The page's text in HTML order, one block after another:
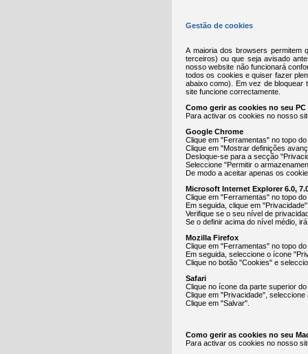
Gestão de cookies
A maioria dos browsers permitem
terceiros) ou que seja avisado
nosso website não funcionará
todos os cookies e quiser fazer
abaixo como). Em vez de bloquear
site funcione correctamente.
Como gerir as cookies no seu PC
Para activar os cookies no nosso
Google Chrome
Clique em "Ferramentas" no topo
Clique em "Mostrar definições
Desloque-se para a secção
Seleccione "Permitir o
De modo a aceitar apenas os
Microsoft Internet Explorer 6.0,
Clique em "Ferramentas" no topo
Em seguida, clique em
Verifique se o seu nível de
Se o definir acima do nível médio,
Mozilla Firefox
Clique em "Ferramentas" no topo
Em seguida, seleccione o ícone
Clique no botão "Cookies" e
Safari
Clique no ícone da parte superior
Clique em "Privacidade",
Clique em "Salvar".
Como gerir as cookies no seu
Para activar os cookies no nosso